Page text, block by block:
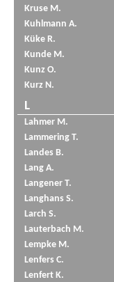
Kruse M.
Kuhlmann A.
Küke R.
Kunde M.
Kunz O.
Kurz N.
L
Lahmer M.
Lammering T.
Landes B.
Lang A.
Langener T.
Langhans S.
Larch S.
Lauterbach M.
Lempke M.
Lenfers C.
Lenfert K.